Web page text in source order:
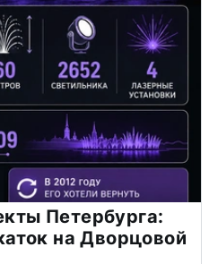
Петербурга:
на Дворцовой